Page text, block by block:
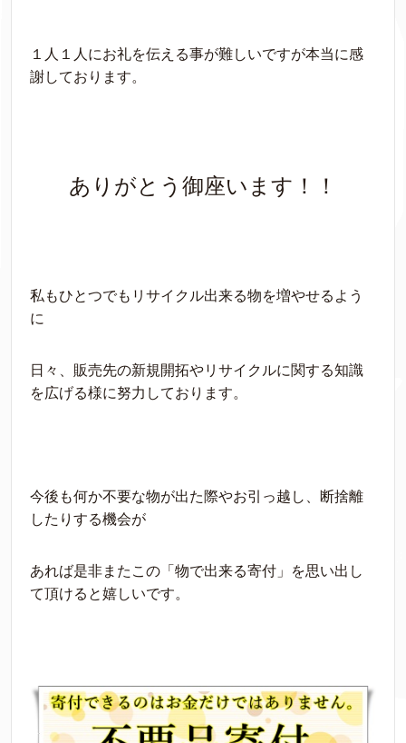
１人１人にお礼を伝える事が難しいですが本当に感
謝しております。
ありがとう御座います！！
私もひとつでもリサイクル出来る物を増やせるよう
に
日々、販売先の新規開拓やリサイクルに関する知識
を広げる様に努力しております。
今後も何か不要な物が出た際やお引っ越し、断捨離
したりする機会が
あれば是非またこの「物で出来る寄付」を思い出し
て頂けると嬉しいです。